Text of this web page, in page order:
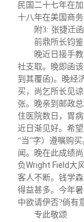
民国二十七年在
十八年在美国商务
附3: 张捷迁
前鼎所长钧鉴
晚近日接手
社支取。晚即函
到其覆函)。晚经
买，尚乞所长见
张。晚亲到邮政
住医院数日，胃
近日渐见好。希
“当”字）遵嘱购
闻。晚在此成绩
负Wright Field 大
客人不断。 钱学
得益甚多。今年
中欲请伊否?倘有
专此敬颂